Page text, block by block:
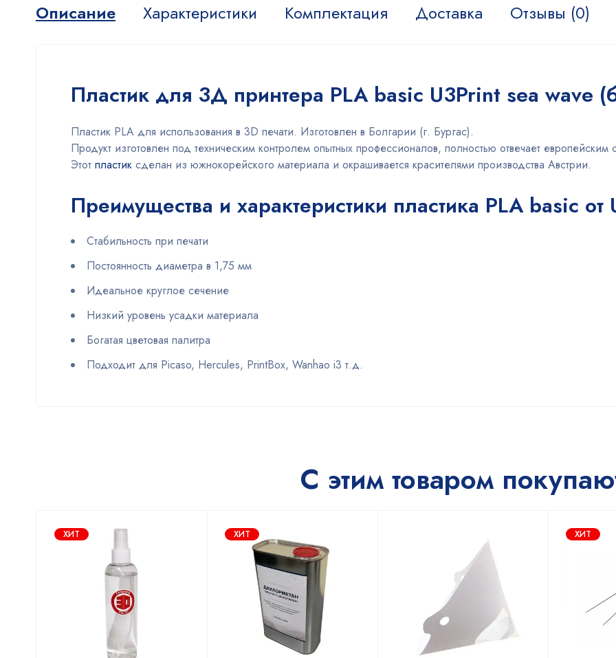
Описание Характеристики Комплектация Доставка Отзывы (0)
Пластик для 3Д принтера PLA basic U3Print sea wave
Пластик PLA для использования в 3D печати. Изготовлен в Болгарии (г. Бургас).
Продукт изготовлен под техническим контролем опытных профессионалов, полностью отвечает европейским
Этот пластик сделан из южнокорейского материала и окрашивается красителями производства Австрии.
Преимущества и характеристики пластика PLA basic от
Стабильность при печати
Постоянность диаметра в 1,75 мм
Идеальное круглое сечение
Низкий уровень усадки материала
Богатая цветовая палитра
Подходит для Picaso, Hercules, PrintBox, Wanhao i3 т.д.
С этим товаром
ХИТ ХИТ ХИТ